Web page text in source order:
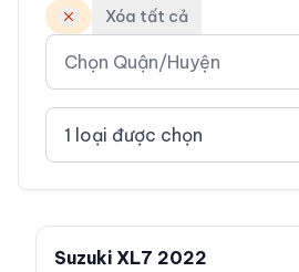
Xóa tất cả
Chọn Quận/Huyện
1 loại được chọn
Suzuki XL7 2022